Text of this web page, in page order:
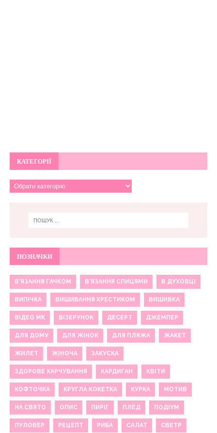
КАТЕГОРІЇ
ПОЗНАЧКИ
В'ЯЗАННЯ ГАЧКОМ В'ЯЗАННЯ СПИЦЯМИ В ДУХОВЦІ
ВИПІЧКА ВИШИВАННЯ ХРЕСТИКОМ ВИШИВКА
ВІДЕО МК ВІЗЕРУНОК ДЕСЕРТ ДЖЕМПЕР
ДЛЯ ДОМУ ДЛЯ ЖІНОК ДЛЯ ПЛЯЖА ЖАКЕТ
ЖИЛЕТ ЖІНОЧА ЗАКУСКА
ЗДОРОВЕ ХАРЧУВАННЯ КАРДИГАН КВІТИ
КОФТОЧКА КРУГЛА КОКЕТКА КУРКА МОТИВ
НА СВЯТО ОПИС ПИРІГ ПЛЕД ПОДІУМ
ПУЛОВЕР РЕЦЕПТ РИБА САЛАТ СВЕТР